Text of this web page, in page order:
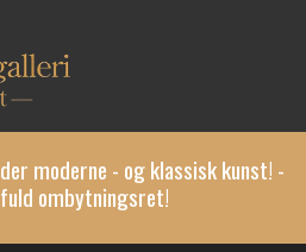
moderne - og klassisk kunst! -
ombytningsret!